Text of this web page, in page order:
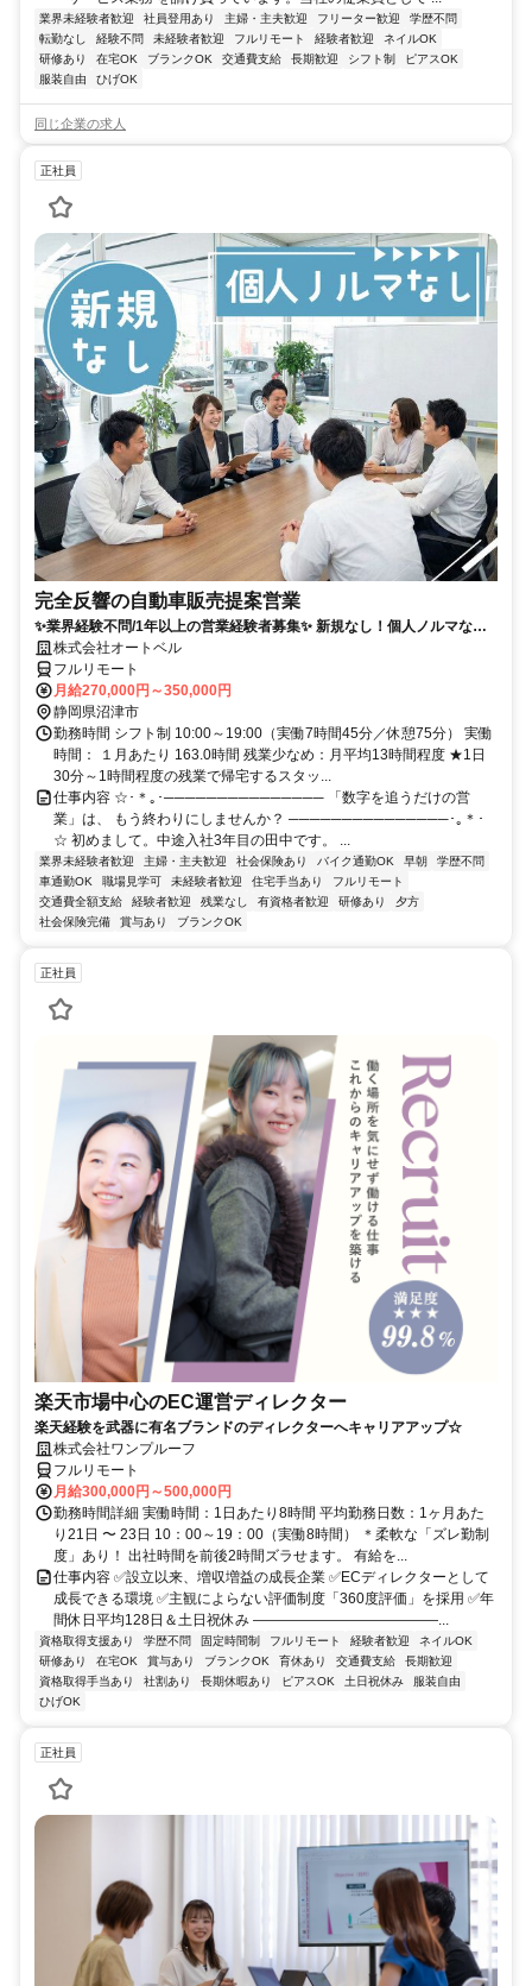
業界未経験者歓迎 社員登用あり 主婦・主夫歓迎 フリーター歓迎
学歴不問
転勤なし
経験不問 未経験者歓迎 フルリモート 経験者歓迎
ネイルOK
研修あり
在宅OK ブランクOK 交通費支給 長期歓迎 シフト制
ピアスOK
服装自由
ひげOK
同じ企業の求人
正社員
完全反響の自動車販売提案営業
✨業界経験不問/1年以上の営業経験者募集✨ 新規なし！個人ノルマな
し！残業も少なめでプライベートとの両立◎
株式会社オートベル
フルリモート
月給270,000円～350,000円
静岡県沼津市
勤務時間 シフト制 10:00～19:00（実働7時間45分／休憩75分） 実働
時間： １月あたり 163.0時間 残業少なめ：月平均13時間程度 ★1日
30分～1時間程度の残業で帰宅するスタッ...
仕事内容 ☆･＊｡･─────────────── 「数字を追うだけの営
業」は、 もう終わりにしませんか？ ───────────────･｡＊･
☆ 初めまして。中途入社3年目の田中です。 ...
業界未経験者歓迎 主婦・主夫歓迎 社会保険あり バイク通勤OK 早朝
学歴不問
車通勤OK
職場見学可 未経験者歓迎 住宅手当あり
フルリモート
交通費全額支給
経験者歓迎 残業なし 有資格者歓迎 研修あり
夕方
社会保険完備
賞与あり ブランクOK
正社員
楽天市場中心のEC運営ディレクター
楽天経験を武器に有名ブランドのディレクターへキャリアアップ☆
株式会社ワンプルーフ
フルリモート
月給300,000円～500,000円
勤務時間詳細 実働時間：1日あたり8時間 平均勤務日数：1ヶ月あた
り21日 〜 23日 10：00～19：00（実働8時間） ＊柔軟な「ズレ勤制
度」あり！ 出社時間を前後2時間ズラせます。 有給を...
仕事内容 ✅設立以来、増収増益の成長企業 ✅ECディレクターとして
成長できる環境 ✅主観によらない評価制度「360度評価」を採用 ✅年
間休日平均128日＆土日祝休み ―――――――――――――...
資格取得支援あり 学歴不問 固定時間制 フルリモート 経験者歓迎
ネイルOK
研修あり
在宅OK 賞与あり ブランクOK 育休あり 交通費支給
長期歓迎
資格取得手当あり
社割あり 長期休暇あり ピアスOK 土日祝休み
服装自由
ひげOK
正社員